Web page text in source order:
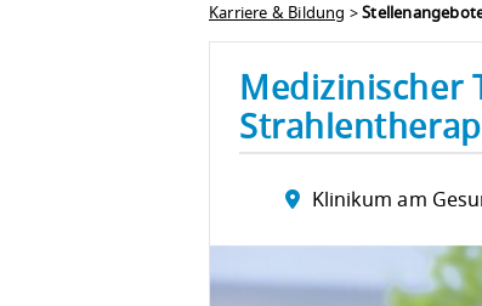
Karriere & Bildung >
Medizinischer
Klinikum am